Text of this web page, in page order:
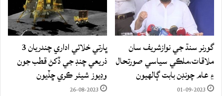
گورنر سنڌ جي نوازشريف سان
ملاقات،ملڪي سياسي صورتحال
۽ عام چونڊن بابت ڳالهيون
01-09-2023
ڀارتي خلائي اداري چندريان 3
ذريعي چنڊ جي ڏکڻ قطب جون
وڊيوز شيئر ڪري ڇڏيون
26-08-2023